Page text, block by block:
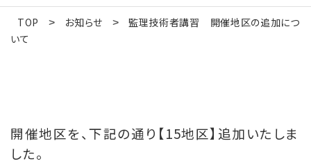
TOP > お知らせ >
監理技術者講習 開催地区の追加につ
いて
開催地区を、下記の通り【15地区】追加いたしま
した。